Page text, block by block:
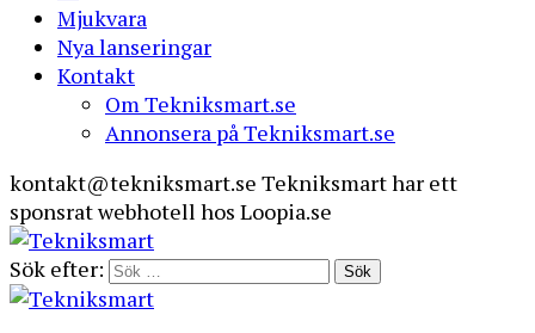
Mjukvara
Nya lanseringar
Kontakt
Om Tekniksmart.se
Annonsera på Tekniksmart.se
kontakt@tekniksmart.se Tekniksmart har ett
sponsrat webhotell hos Loopia.se
Sök efter: